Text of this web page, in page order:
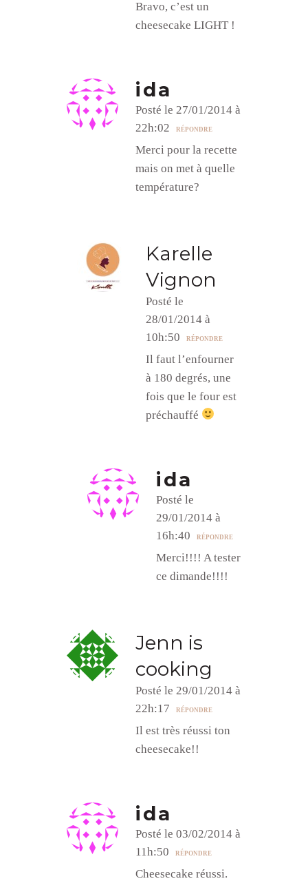
Bravo, c’est un
cheesecake LIGHT !
ida
Posté le 27/01/2014 à
22h:02
RÉPONDRE
Merci pour la recette
mais on met à quelle
température?
Karelle
Vignon
Posté le
28/01/2014 à
10h:50
RÉPONDRE
Il faut l’enfourner
à 180 degrés, une
fois que le four est
préchauffé
ida
Posté le
29/01/2014 à
16h:40
RÉPONDRE
Merci!!!! A tester
ce dimande!!!!
Jenn is
cooking
Posté le 29/01/2014 à
22h:17
RÉPONDRE
Il est très réussi ton
cheesecake!!
ida
Posté le 03/02/2014 à
11h:50
RÉPONDRE
Cheesecake réussi.